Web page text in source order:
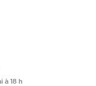
à 18 h